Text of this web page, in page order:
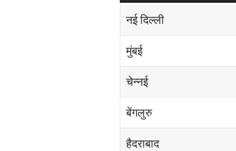
नई दिल्ली
मुंबई
चेन्नई
बेंगलुरु
हैदराबाद